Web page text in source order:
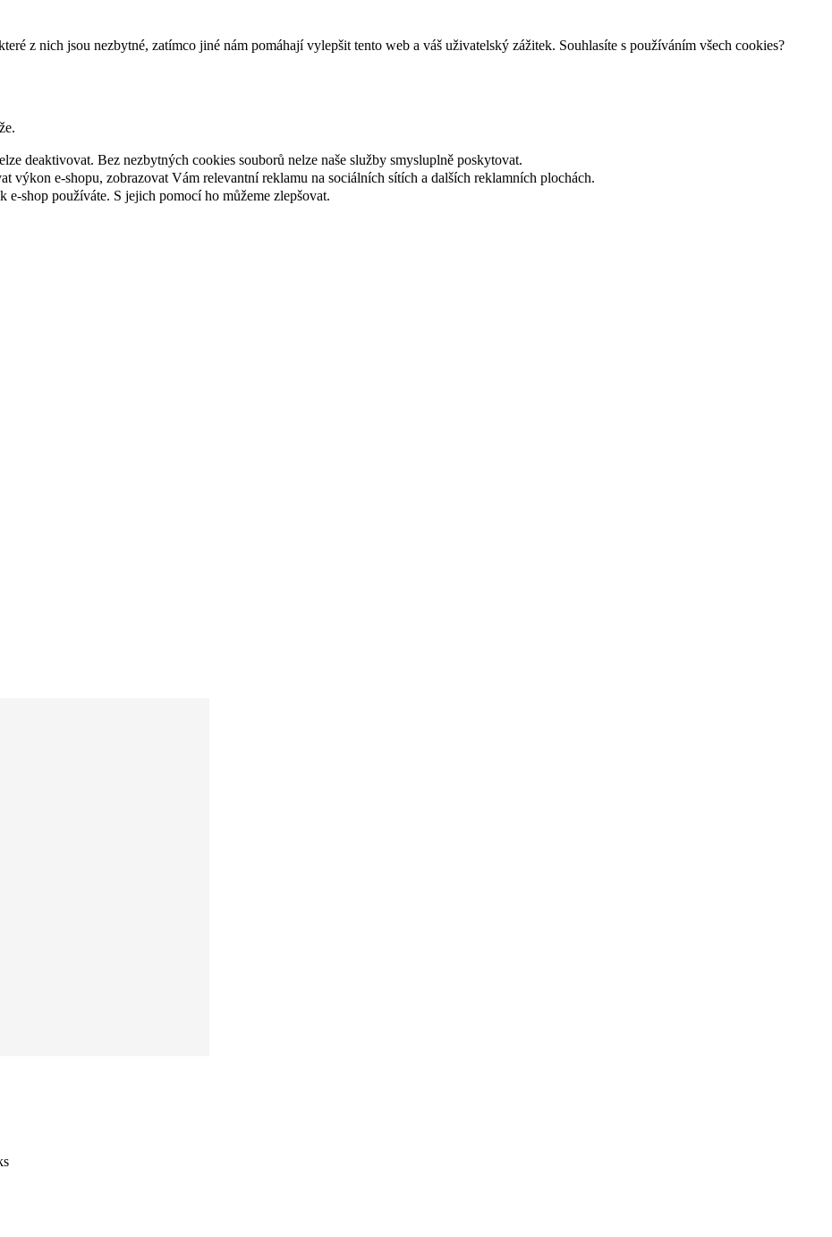
z nich jsou nezbytné, zatímco jiné nám pomáhají vylepšit tento web a váš uživatelský zážitek. Souhlasíte s používáním všech cookies?
deaktivovat. Bez nezbytných cookies souborů nelze naše služby smysluplně poskytovat.
výkon e-shopu, zobrazovat Vám relevantní reklamu na sociálních sítích a dalších reklamních plochách.
e-shop používáte. S jejich pomocí ho můžeme zlepšovat.